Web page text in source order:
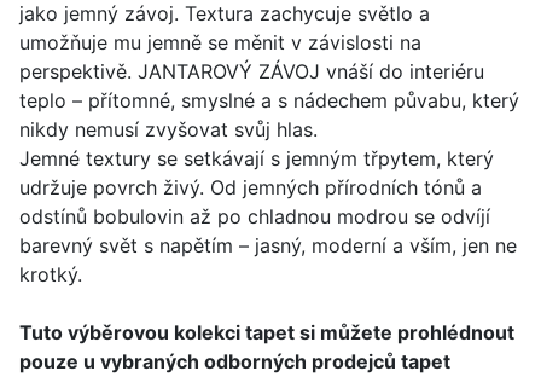
jako jemný závoj. Textura zachycuje světlo a
umožňuje mu jemně se měnit v závislosti na
perspektivě. JANTAROVÝ ZÁVOJ vnáší do interiéru
teplo – přítomné, smyslné a s nádechem půvabu, který
nikdy nemusí zvyšovat svůj hlas.
Jemné textury se setkávají s jemným třpytem, ​​který
udržuje povrch živý. Od jemných přírodních tónů a
odstínů bobulovin až po chladnou modrou se odvíjí
barevný svět s napětím – jasný, moderní a vším, jen ne
krotký.
Tuto výběrovou kolekci tapet si můžete prohlédnout
pouze u vybraných odborných prodejců tapet